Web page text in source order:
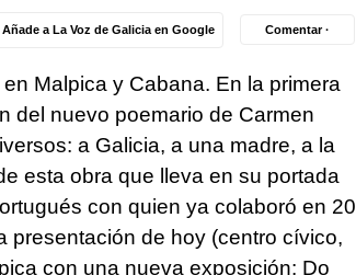
Añade a La Voz de Galicia en Google Comentar ·
Malpica y Cabana. En la primera
del nuevo poemario de Carmen
a Galicia, a una madre, a la
esta obra que lleva en su portada
con quien ya colaboró en 20
presentación de hoy (centro cívico,
con una nueva exposición: Do